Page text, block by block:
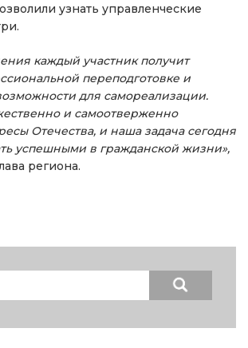
узнать управленческие
каждый участник получит
переподготовке и
для самореализации.
и самоотверженно
Отечества, и наша задача сегодня
успешными в гражданской жизни»,
региона.